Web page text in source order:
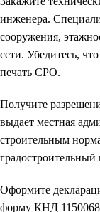
инженера.
сооружения,
сети. Убедитесь,
печать СРО.
Получите
выдает местная
строительным
градостроительный
Оформите
форму КНД